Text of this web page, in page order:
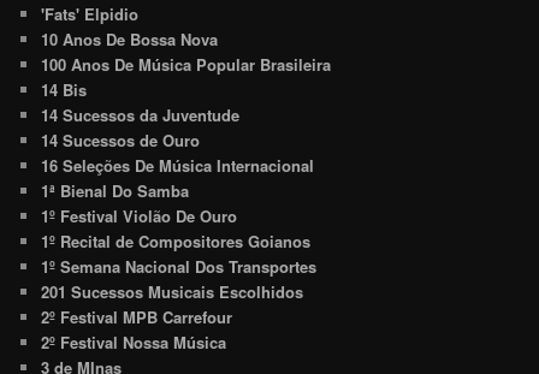
'Fats' Elpidio
10 Anos De Bossa Nova
100 Anos De Música Popular Brasileira
14 Bis
14 Sucessos da Juventude
14 Sucessos de Ouro
16 Seleções De Música Internacional
1ª Bienal Do Samba
1º Festival Violão De Ouro
1º Recital de Compositores Goianos
1º Semana Nacional Dos Transportes
201 Sucessos Musicais Escolhidos
2º Festival MPB Carrefour
2º Festival Nossa Música
3 de MInas